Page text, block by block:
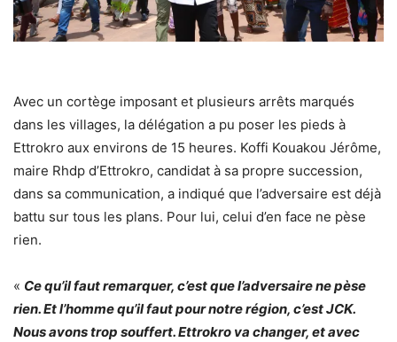
Avec un cortège imposant et plusieurs arrêts marqués
dans les villages, la délégation a pu poser les pieds à
Ettrokro aux environs de 15 heures. Koffi Kouakou Jérôme,
maire Rhdp d’Ettrokro, candidat à sa propre succession,
dans sa communication, a indiqué que l’adversaire est déjà
battu sur tous les plans. Pour lui, celui d’en face ne pèse
rien.
« Ce qu’il faut remarquer, c’est que l’adversaire ne pèse
rien. Et l’homme qu’il faut pour notre région, c’est JCK.
Nous avons trop souffert. Ettrokro va changer, et avec